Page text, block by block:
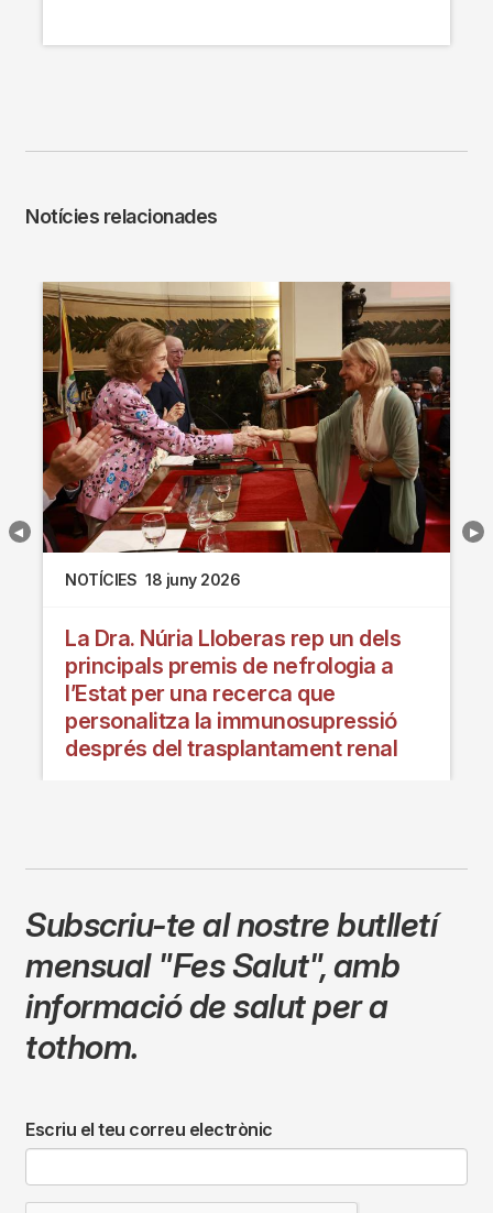
Notícies relacionades
NOTÍCIES 18 juny 2026
La Dra. Núria Lloberas rep un dels
principals premis de nefrologia a
l’Estat per una recerca que
personalitza la immunosupressió
després del trasplantament renal
Subscriu-te al nostre butlletí
mensual "Fes Salut",amb
informació de salut per a
tothom.
Escriu el teu correu electrònic